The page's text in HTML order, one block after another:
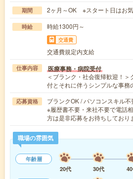
期間 2ヶ月～OK ※スタート日はお気
時給 時給1300円～
交通費
交通費規定内支給
仕事内容 医療事務・病院受付
＜ブランク・社会復帰歓迎！
付とそれに伴うシンプルな事
応募資格
ブランクOK / パソコンスキル
※履歴書不要・来社不要で電話
方は是非応募をお待ちしてお
職場の雰囲気
年齢層
20代
30代